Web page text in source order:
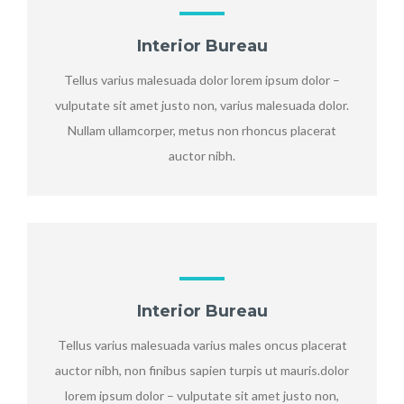
Interior Bureau
Tellus varius malesuada dolor lorem ipsum dolor –
vulputate sit amet justo non, varius malesuada dolor.
Nullam ullamcorper, metus non rhoncus placerat
auctor nibh.
Interior Bureau
Tellus varius malesuada varius males oncus placerat
auctor nibh, non finibus sapien turpis ut mauris.dolor
lorem ipsum dolor – vulputate sit amet justo non,